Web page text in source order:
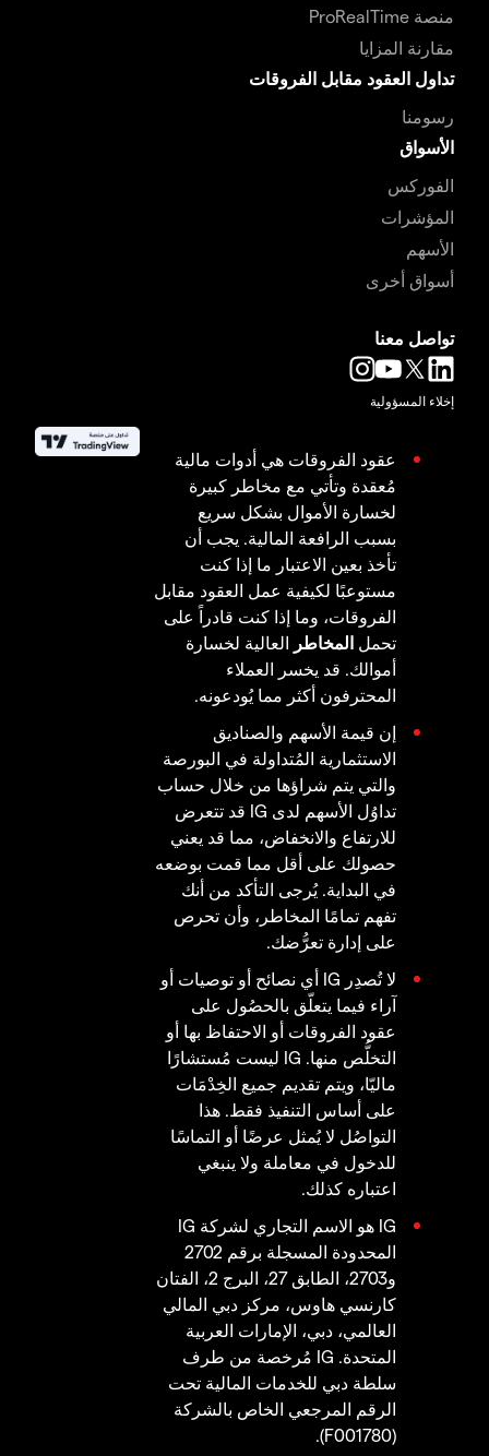
منصة ProRealTime
مقارنة المزايا
تداول العقود مقابل الفروقات
رسومنا
الأسواق
الفوركس
المؤشرات
الأسهم
أسواق أخرى
تواصل معنا
إخلاء المسؤولية
عقود الفروقات هي أدوات مالية
مُعقدة وتأتي مع مخاطر كبيرة
لخسارة الأموال بشكل سريع
بسبب الرافعة المالية. يجب أن
تأخذ بعين الاعتبار ما إذا كنت
مستوعبًا لكيفية عمل العقود مقابل
الفروقات، وما إذا كنت قادراً على
تحمل المخاطر العالية لخسارة
أموالك. قد يخسر العملاء
المحترفون أكثر مما يُودعونه.
إن قيمة الأسهم والصناديق
الاستثمارية المُتداولة في البورصة
والتي يتم شراؤها من خلال حساب
تداوُل الأسهم لدى IG قد تتعرض
للارتفاع والانخفاض، مما قد يعني
حصولك على أقل مما قمت بوضعه
في البداية. يُرجى التأكد من أنك
تفهم تمامًا المخاطر، وأن تحرص
على إدارة تعرُّضك.
لا تُصدِر IG أي نصائح أو توصيات أو
آراء فيما يتعلّق بالحصُول على
عقود الفروقات أو الاحتفاظ بها أو
التخلُّص منها. IG ليست مُستشارًا
ماليّا، ويتم تقديم جميع الخِدْمَات
على أساس التنفيذ فقط. هذا
التواصُل لا يُمثل عرضًا أو التماسًا
للدخول في معاملة ولا ينبغي
اعتباره كذلك.
IG هو الاسم التجاري لشركة IG
المحدودة المسجلة برقم 2702
و2703، الطابق 27، البرج 2، الفتان
كارنسي هاوس، مركز دبي المالي
العالمي، دبي، الإمارات العربية
المتحدة. IG مُرخصة من طرف
سلطة دبي للخدمات المالية تحت
الرقم المرجعي الخاص بالشركة
(F001780).